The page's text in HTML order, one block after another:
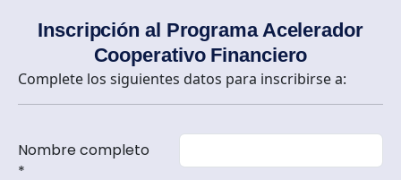
Inscripción al Programa Acelerador
Cooperativo Financiero